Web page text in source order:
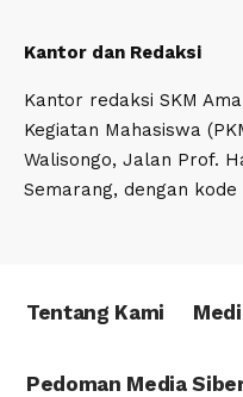
Kantor dan Redaksi
Kantor redaksi SKM
Kegiatan Mahasiswa
Walisongo, Jalan Prof.
Semarang, dengan kode
Tentang Kami
Pedoman Media